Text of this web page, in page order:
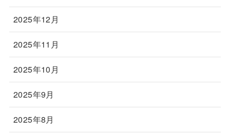
2025年12月
2025年11月
2025年10月
2025年9月
2025年8月